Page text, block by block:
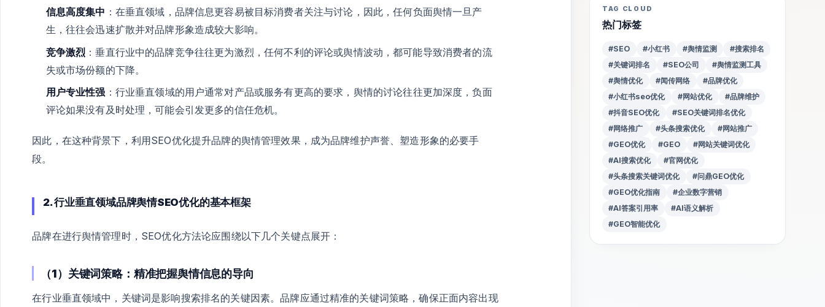
信息高度集中 ：在垂直领域，品牌信息更容易被目标消费者关注与讨论，因此，任何负面舆情一旦产
生，往往会迅速扩散并对品牌形象造成较大影响。
竞争激烈 ：垂直行业中的品牌竞争往往更为激烈，任何不利的评论或舆情波动，都可能导致消费者的流
失或市场份额的下降。
用户专业性强 ：行业垂直领域的用户通常对产品或服务有更高的要求，舆情的讨论往往更加深度，负面
评论如果没有及时处理，可能会引发更多的信任危机。
因此，在这种背景下，利用SEO优化提升品牌的舆情管理效果，成为品牌维护声誉、塑造形象的必要手
段。
2. 行业垂直领域品牌舆情SEO优化的基本框架
品牌在进行舆情管理时，SEO优化方法论应围绕以下几个关键点展开：
（1）关键词策略：精准把握舆情信息的导向
在行业垂直领域中，关键词是影响搜索排名的关键因素。品牌应通过精准的关键词策略，确保正面内容出现
TAG CLOUD
热门标签
#SEO #小红书 #舆情监测
#搜索排名
#关键词排名
#SEO公司
#舆情监测工具
#舆情优化
#闻传网络
#品牌优化
#小红书seo优化
#网站优化
#品牌维护
#抖音SEO优化
#SEO关键词排名优化
#网络推广
#头条搜索优化
#网站推广
#GEO优化
#GEO
#网站关键词优化
#AI搜索优化
#官网优化
#头条搜索关键词优化
#问鼎GEO优化
#GEO优化指南
#企业数字营销
#AI答案引用率
#AI语义解析
#GEO智能优化